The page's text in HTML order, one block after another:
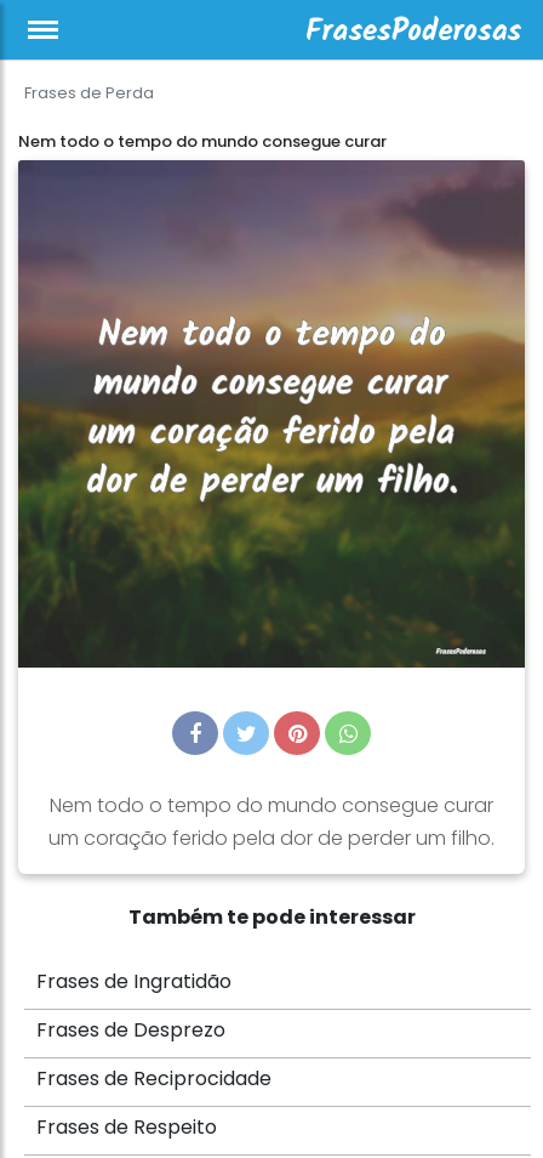
Frases de Perda
Nem todo o tempo do mundo consegue curar
Nem todo o tempo do mundo consegue curar
um coração ferido pela dor de perder um filho.
Também te pode interessar
Frases de Ingratidão
Frases de Desprezo
Frases de Reciprocidade
Frases de Respeito